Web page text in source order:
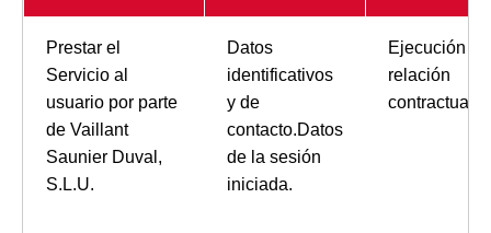
Prestar el
Servicio al
usuario por parte
de Vaillant
Saunier Duval,
S.L.U.
Datos
identificativos
y de
contacto.Datos
de la sesión
iniciada.
Ejecución
relación
contractual.